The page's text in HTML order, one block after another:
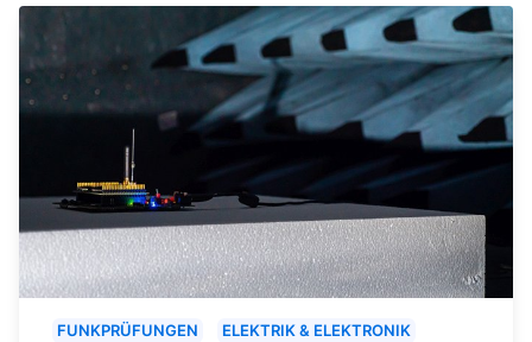
FUNKPRÜFUNGEN
ELEKTRIK & ELEKTRONIK